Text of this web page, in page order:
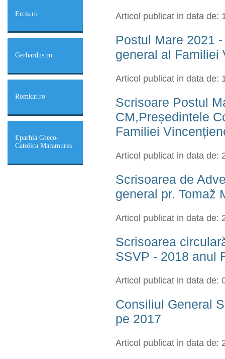
Ercis.ro
Gerhardus.ro
Romkat.ro
Eparhia Greco-
Catolica Maramures
Articol publicat in data de:
Postul Mare 2021
general al Familiei
Articol publicat in data de:
Scrisoare Postul
CM,Președintele
Familiei
Articol publicat in data de:
Scrisoarea de
general pr. Tomaž
Articol publicat in data de:
Scrisoarea
SSVP - 2018 anul
Articol publicat in data de:
Consiliul General
pe 2017
Articol publicat in data de: